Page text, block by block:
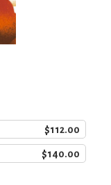
$112.00
$140.00